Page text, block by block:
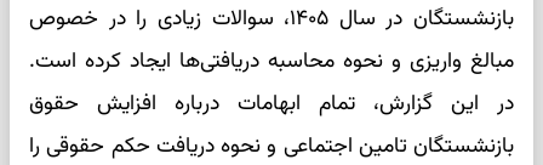
بازنشستگان در سال ۱۴۰۵، سوالات زیادی را در خصوص
مبالغ واریزی و نحوه محاسبه دریافتی‌ها ایجاد کرده است.
در این گزارش، تمام ابهامات درباره افزایش حقوق
بازنشستگان تامین اجتماعی و نحوه دریافت حکم حقوقی را